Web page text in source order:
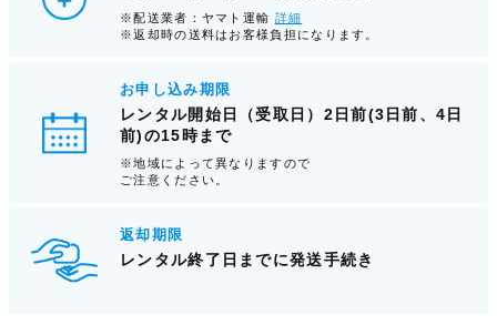
※配送業者：ヤマト運輸 詳細
※返却時の送料はお客様負担になります。
お申し込み期限
レンタル開始日（受取日）2日前(3日前、4日
前)の15時まで
※地域によって異なりますので
ご注意ください。
返却期限
レンタル終了日までに発送手続き